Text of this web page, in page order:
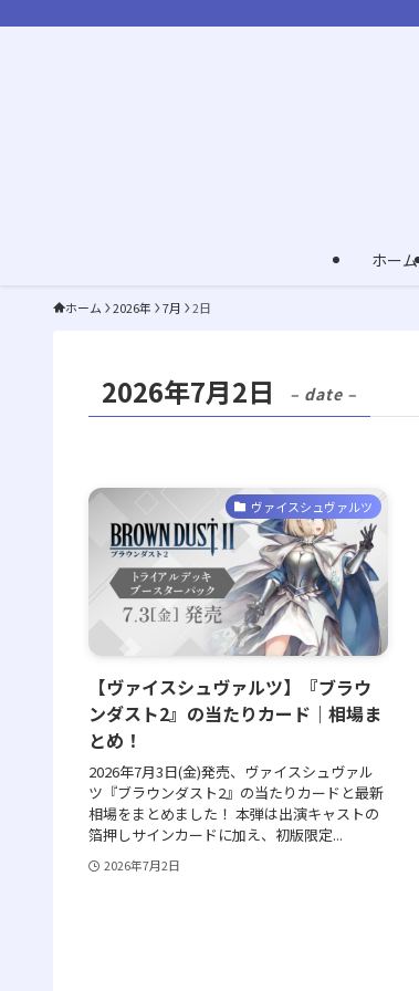
ホーム
ホーム 2026年 7月 2日
2026年7月2日 – date –
ヴァイスシュヴァルツ
【ヴァイスシュヴァルツ】『ブラウ
ンダスト2』の当たりカード｜相場ま
とめ！
2026年7月3日(金)発売、ヴァイスシュヴァル
ツ『ブラウンダスト2』の当たりカードと最新
相場をまとめました！ 本弾は出演キャストの
箔押しサインカードに加え、初版限定...
2026年7月2日